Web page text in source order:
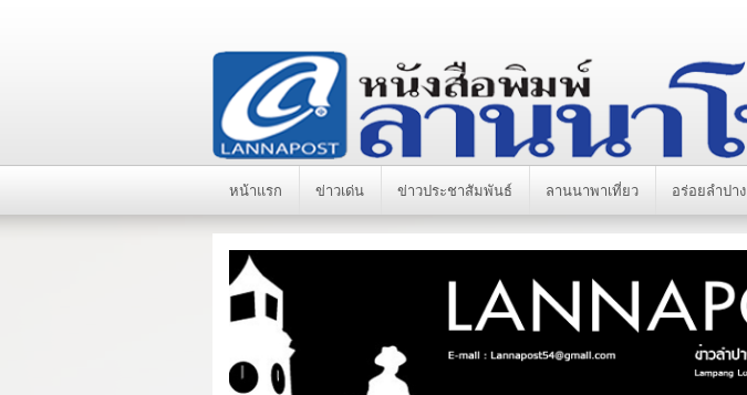
หน้าแรก ข่าวเด่น ข่าวประชาสัมพันธ์ ลานนาพาเที่ยว อร่อยลำปาง